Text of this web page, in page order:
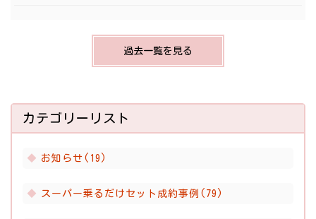
過去一覧を見る
カテゴリーリスト
お知らせ(19)
スーパー乗るだけセット成約事例(79)